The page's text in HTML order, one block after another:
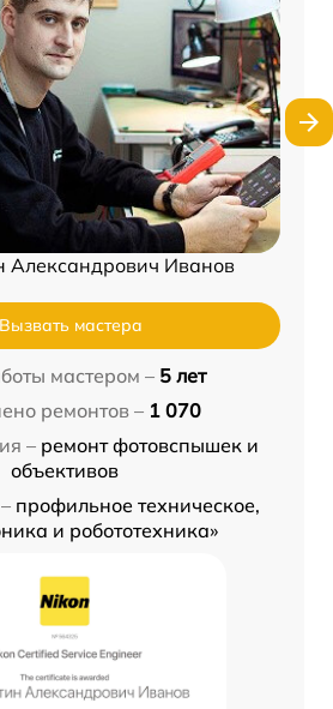
Александрович Иванов
Вызвать мастера
мастером – 5 лет
ремонтов – 1 070
– ремонт фотовспышек и
объективов
профильное техническое,
и робототехника»